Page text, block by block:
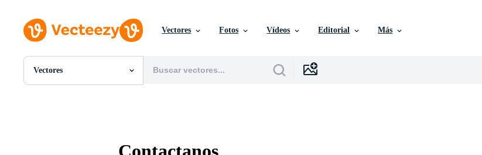
Vectores Fotos Vídeos Editorial Más
Vectores
Todas Imágenes